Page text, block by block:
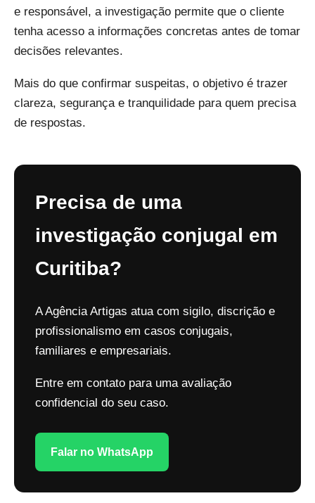
e responsável, a investigação permite que o cliente
tenha acesso a informações concretas antes de tomar
decisões relevantes.
Mais do que confirmar suspeitas, o objetivo é trazer
clareza, segurança e tranquilidade para quem precisa
de respostas.
Precisa de uma
investigação conjugal em
Curitiba?
A Agência Artigas atua com sigilo, discrição e
profissionalismo em casos conjugais,
familiares e empresariais.
Entre em contato para uma avaliação
confidencial do seu caso.
Falar no WhatsApp